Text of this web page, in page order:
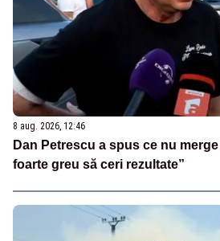
8 aug. 2026, 12:46
Dan Petrescu a spus ce nu
foarte greu să ceri rezultate”